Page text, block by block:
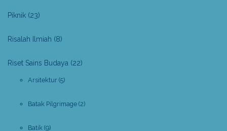
Piknik (23)
Risalah Ilmiah (8)
Riset Sains Budaya (22)
Arsitektur (5)
Batak Pilgrimage (2)
Batik (9)